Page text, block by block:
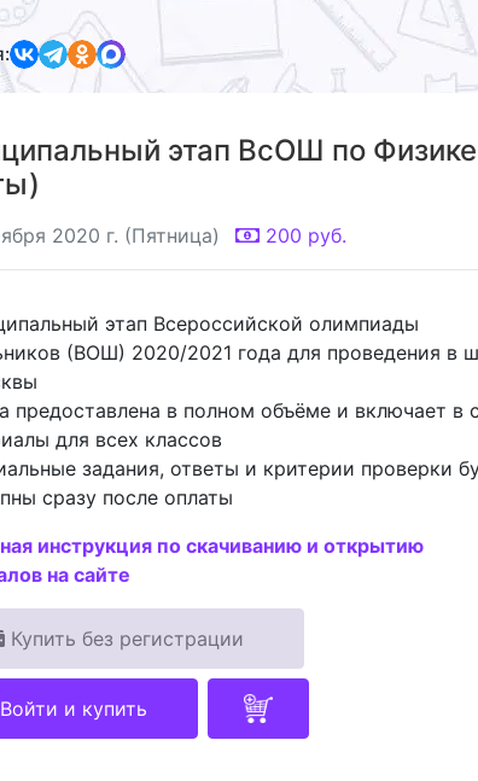
этап ВсОШ по
2020 г. (Пятница) 200 руб.
этап Всероссийской олимпиады
(ВОШ) 2020/2021 года для проведения в
предоставлена в полном объёме и включает в
для всех классов
задания, ответы и критерии проверки
сразу после оплаты
инструкция по скачиванию и открытию
на сайте
Купить без регистрации
Войти и купить